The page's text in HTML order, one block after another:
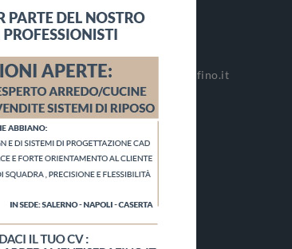
80040 - Striano (Napoli)
Tel.+39 081 399 5266
Cell.+39 389 269 1973
E-Mailinfo@arredamentiserafino.it
Dorelan Afragola
Via Sannitica, 56
80021 - Afragola (Napoli)
Tel.+39 081 913 2481
E-Mailafragola@dorelan.it